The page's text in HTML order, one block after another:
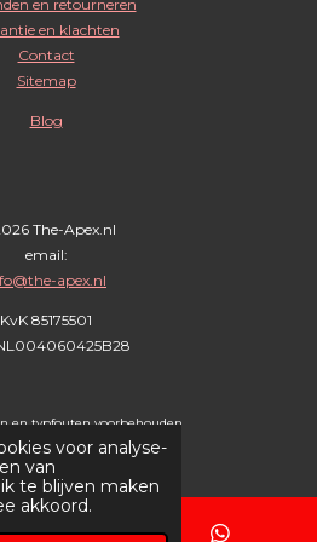
voor analyse-
van
te blijven maken
akkoord.
o
o
k
A
en retourneren
en klachten
Contact
Sitemap
Blog
The-Apex.nl
email:
apex.nl
KvK 85175501
en typfouten voorbehouden